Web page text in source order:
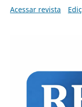
Acessar revista